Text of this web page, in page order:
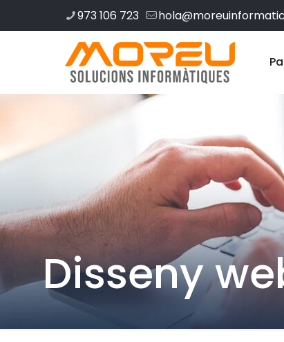
973 106 723
Disseny